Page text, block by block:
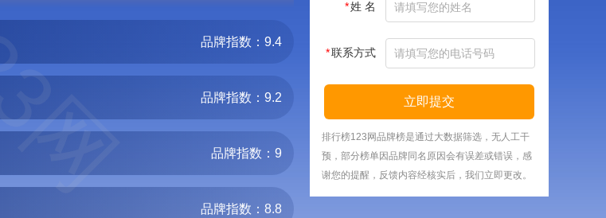
品牌指数：9.4
品牌指数：9.2
品牌指数：9
品牌指数：8.8
*姓 名
*联系方式
立即提交
排行榜123网品牌榜是通过大数据筛选，无人工干
预，部分榜单因品牌同名原因会有误差或错误，感
谢您的提醒，反馈内容经核实后，我们立即更改。